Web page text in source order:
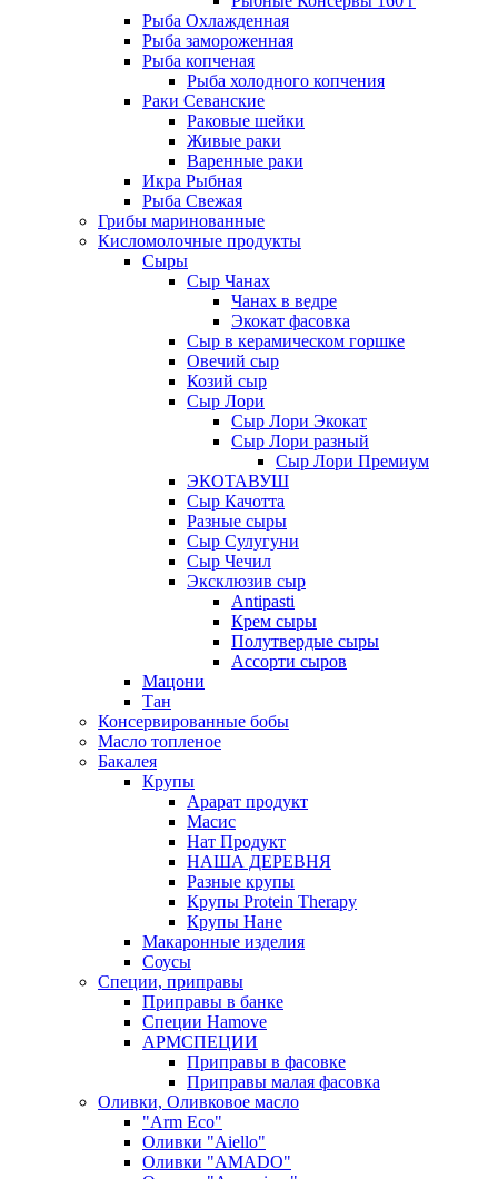
Рыба Охлажденная
Рыба замороженная
Рыба копченая
Рыба холодного копчения
Раки Севанские
Раковые шейки
Живые раки
Варенные раки
Икра Рыбная
Рыба Свежая
Грибы маринованные
Кисломолочные продукты
Сыры
Сыр Чанах
Чанах в ведре
Экокат фасовка
Сыр в керамическом горшке
Овечий сыр
Козий сыр
Сыр Лори
Сыр Лори Экокат
Сыр Лори разный
Сыр Лори Премиум
ЭКОТАВУШ
Сыр Качотта
Разные сыры
Сыр Сулугуни
Сыр Чечил
Эксклюзив сыр
Antipasti
Крем сыры
Полутвердые сыры
Ассорти сыров
Мацони
Тан
Консервированные бобы
Масло топленое
Бакалея
Крупы
Арарат продукт
Масис
Нат Продукт
НАША ДЕРЕВНЯ
Разные крупы
Крупы Protein Therapy
Крупы Нане
Макаронные изделия
Соусы
Специи, приправы
Приправы в банке
Специи Hamove
АРМСПЕЦИИ
Приправы в фасовке
Приправы малая фасовка
Оливки, Оливковое масло
"Arm Eco"
Оливки "Aiello"
Оливки "AMADO"